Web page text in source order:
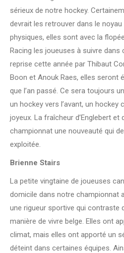
sérieux de notre hockey.
devrait les retrouver dans le noyau
physiques, elles sont avec la
Racing les joueuses à suivre dans
reprise cette année par Thibaut
Boon et Anouk Raes, elles seront
que l’an passé. Ce sera toujours
un hockey vers l’avant, un hockey
joyeux. La fraîcheur d’Englebert
championnat une nouveauté qui
exploitée.
Brienne Stairs
La petite vingtaine de joueuses
domicile dans notre championnat
une rigueur sportive qui contraste
manière de vivre belge. Elles ont
climat, mais elles ont apporté un
déteint dans certaines équipes.